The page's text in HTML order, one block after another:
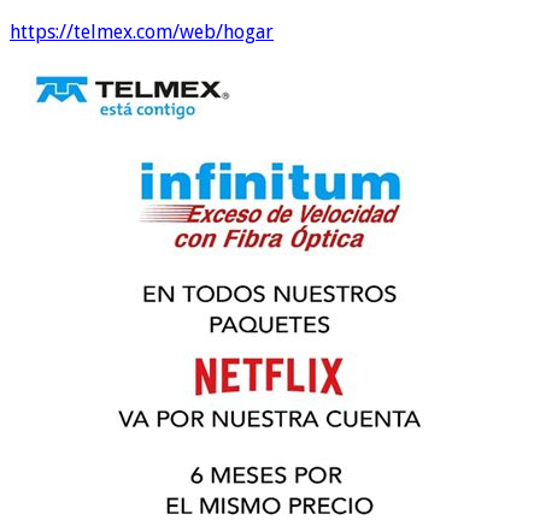
https://telmex.com/web/hogar